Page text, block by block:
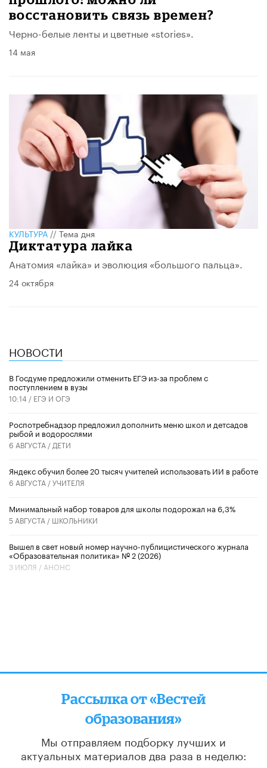
восстановить связь времен?
Черно-белые ленты и цветные «stories».
14 мая
КУЛЬТУРА//Тема дня
Диктатура лайка
Анатомия «лайка» и эволюция «большого пальца».
24 октября
НОВОСТИ
В Госдуме предложили отменить ЕГЭ из-за проблем с
поступлением в вузы
10:14 / ЕГЭ И ОГЭ
Роспотребнадзор предложил дополнить меню школ и детсадов
рыбой и водорослями
6 АВГУСТА / ДЕТИ
​Яндекс обучил более 20 тысяч учителей использовать ИИ в работе
6 АВГУСТА /УЧИТЕЛЯ
Минимальный набор товаров для школы подорожал на 6,3%
5 АВГУСТА / ШКОЛЬНИКИ
Вышел в свет новый номер научно-публицистического журнала
«Образовательная политика» № 2 (2026)
3 ИЮЛЯ / АНОНС
Рассылка от «Вестей
образования»
Мы отправляем подборку лучших и
актуальных материалов два раза в неделю: